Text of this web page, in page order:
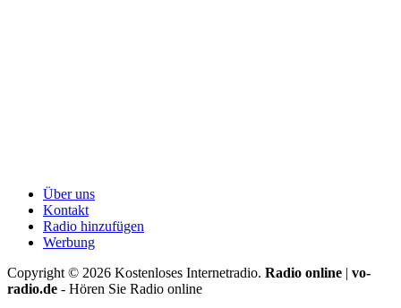
Über uns
Kontakt
Radio hinzufügen
Werbung
Copyright © 2026 Kostenloses Internetradio. Radio online | vo-
radio.de - Hören Sie Radio online